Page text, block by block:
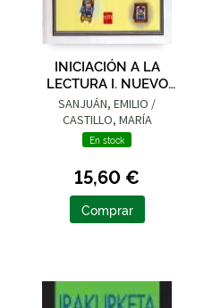
INICIACIÓN A LA
LECTURA I. NUEVO
PARQUE DE PAPEL
SANJUÁN, EMILIO /
CASTILLO, MARÍA
En stock
15,60 €
Comprar